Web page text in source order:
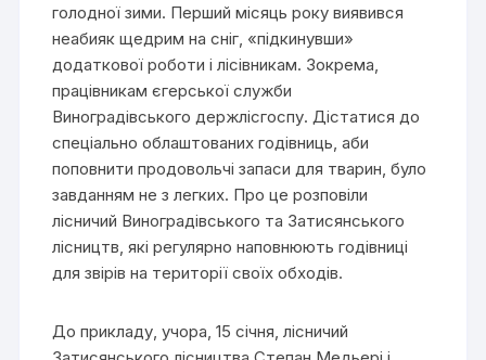
голодної зими. Перший місяць року виявився
неабияк щедрим на сніг, «підкинувши»
додаткової роботи і лісівникам. Зокрема,
працівникам єгерської служби
Виноградівського держлісгоспу. Дістатися до
спеціально облаштованих годівниць, аби
поповнити продовольчі запаси для тварин, було
завданням не з легких. Про це розповіли
лісничий Виноградівського та Затисянського
лісництв, які регулярно наповнюють годівниці
для звірів на території своїх обходів.
До прикладу, учора, 15 січня, лісничий